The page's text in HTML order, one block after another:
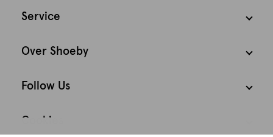
Service
Over Shoeby
Follow Us
Cookies